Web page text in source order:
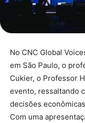
No CNC Global
em São Paulo, o
Cukier, o Professor
evento, ressaltando
decisões
Com uma